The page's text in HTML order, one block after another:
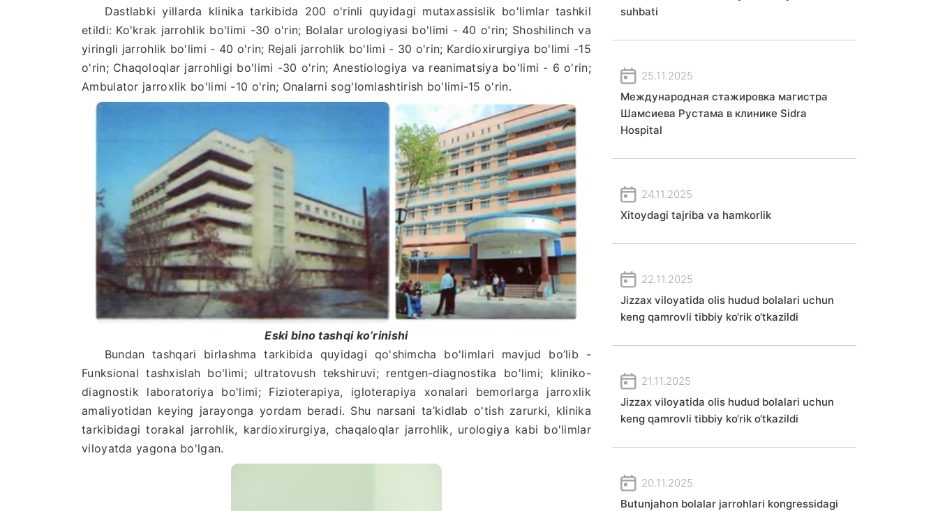
Dastlabki yillarda klinika tarkibida 200 o'rinli quyidagi mutaxassislik bo'limlar tashkil
etildi: Ko'krak jarrohlik bo'limi -30 o'rin; Bolalar urologiyasi bo'limi - 40 o'rin; Shoshilinch va
yiringli jarrohlik bo'limi - 40 o'rin; Rejali jarrohlik bo'limi - 30 o'rin; Kardioxirurgiya bo'limi -15
o'rin; Chaqoloqlar jarrohligi bo'limi -30 o'rin; Anestiologiya va reanimatsiya bo'limi - 6 o'rin;
Ambulator jarroxlik bo'limi -10 o'rin; Onalarni sog'lomlashtirish bo'limi-15 o'rin.
Eski bino tashqi ko’rinishi
Bundan tashqari birlashma tarkibida quyidagi qo'shimcha bo'limlari mavjud bo’lib -
Funksional tashxislah bo'limi; ultratovush tekshiruvi; rentgen-diagnostika bo'limi; kliniko-
diagnostik laboratoriya bo'limi; Fizioterapiya, igloterapiya xonalari bemorlarga jarroxlik
amaliyotidan keying jarayonga yordam beradi. Shu narsani ta’kidlab o'tish zarurki, klinika
tarkibidagi torakal jarrohlik, kardioxirurgiya, chaqaloqlar jarrohlik, urologiya kabi bo'limlar
viloyatda yagona bo'lgan.
suhbati
25.11.2025
Международная стажировка магистра
Шамсиева Рустама в клинике Sidra
Hospital
24.11.2025
Xitoydagi tajriba va hamkorlik
22.11.2025
Jizzax viloyatida olis hudud bolalari uchun
keng qamrovli tibbiy ko‘rik o‘tkazildi
21.11.2025
Jizzax viloyatida olis hudud bolalari uchun
keng qamrovli tibbiy ko‘rik o‘tkazildi
20.11.2025
Butunjahon bolalar jarrohlari kongressidagi